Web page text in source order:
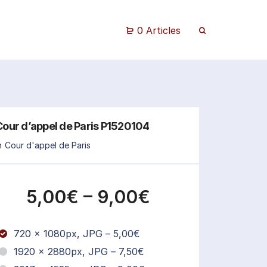
0 Articles
d’appel de Paris P1520104
Cour d'appel de Paris
5,00€ – 9,00€
720 x 1080px, JPG – 5,00€
1920 x 2880px, JPG – 7,50€